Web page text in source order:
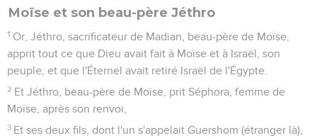
Moïse et son beau-père Jéthro
1 Or, Jéthro, sacrificateur de Madian, beau-père de Moïse,
apprit tout ce que Dieu avait fait à Moïse et à Israël, son
peuple, et que l'Éternel avait retiré Israël de l'Égypte.
2 Et Jéthro, beau-père de Moïse, prit Séphora, femme de
Moïse, après son renvoi,
3 Et ses deux fils, dont l'un s'appelait Guershom (étranger là),